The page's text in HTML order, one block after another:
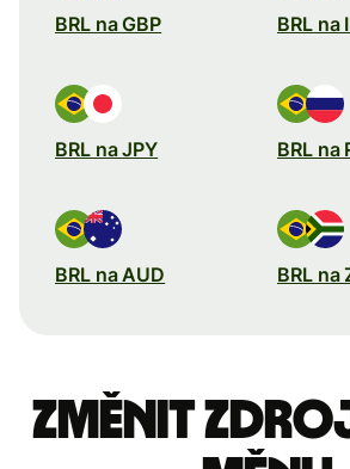
BRL na GBP BRL na
BRL na JPY BRL na
BRL na AUD BRL na
Změnit